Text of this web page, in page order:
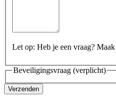
Let op: Heb je een vraag?
Beveiligingsvraag (verplicht)
Verzenden